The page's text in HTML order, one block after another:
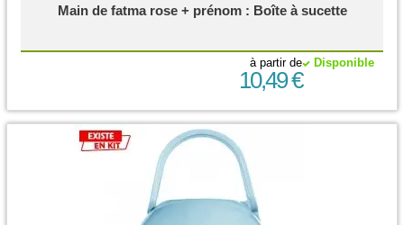
Main de fatma rose + prénom : Boîte à sucette
Disponible
à partir de
10,49 €